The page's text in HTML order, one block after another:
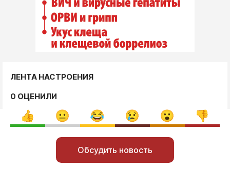
ЛЕНТА НАСТРОЕНИЯ
0 ОЦЕНИЛИ
Обсудить новость